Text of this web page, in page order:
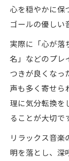
心を穏やかに保
ゴールの優しい
実際に「心が落
名」などのプレ
つきが良くなっ
声も多く寄せら
理に気分転換を
ることが大切で
リラックス音
明を落とし、深